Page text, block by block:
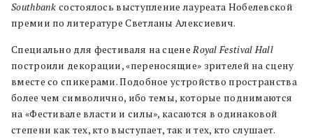
Southbank состоялось выступление лауреата Нобелевской
премии по литературе Светланы Алексиевич.
Специально для фестиваля на сценеRoyal Festival Hall
построили декорации, «переносящие» зрителей на сцену
вместе со спикерами. Подобное устройство пространства
более чем символично, ибо темы, которые поднимаются
на «Фестивале власти и силы», касаются в одинаковой
степени как тех, кто выступает, так и тех, кто слушает.